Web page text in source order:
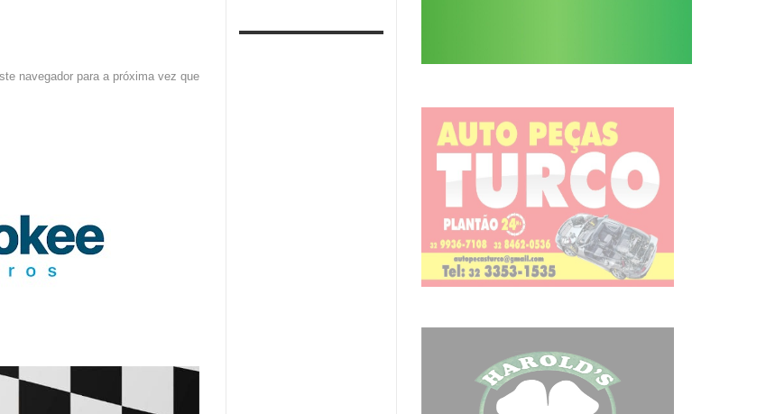
navegador para a próxima vez que